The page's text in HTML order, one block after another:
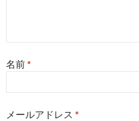
名前*
メールアドレス *